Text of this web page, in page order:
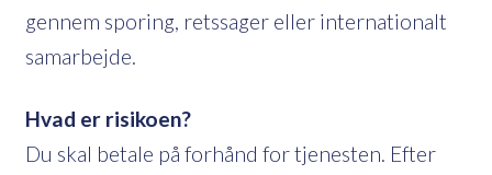
gennem sporing, retssager eller internationalt
samarbejde.
Hvad er risikoen?
Du skal betale på forhånd for tjenesten. Efter